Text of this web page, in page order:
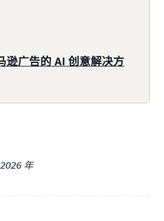
逊广告的 AI 创意解决方
年